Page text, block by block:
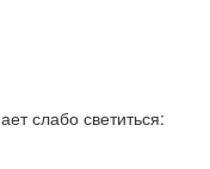
слабо светиться: